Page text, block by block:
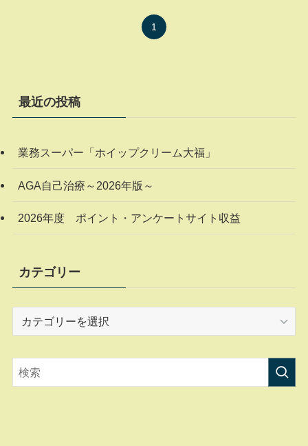
1
最近の投稿
業務スーパー「ホイップクリーム大福」
AGA自己治療～2026年版～
2026年度 ポイント・アンケートサイト収益
カテゴリー
リ
ー